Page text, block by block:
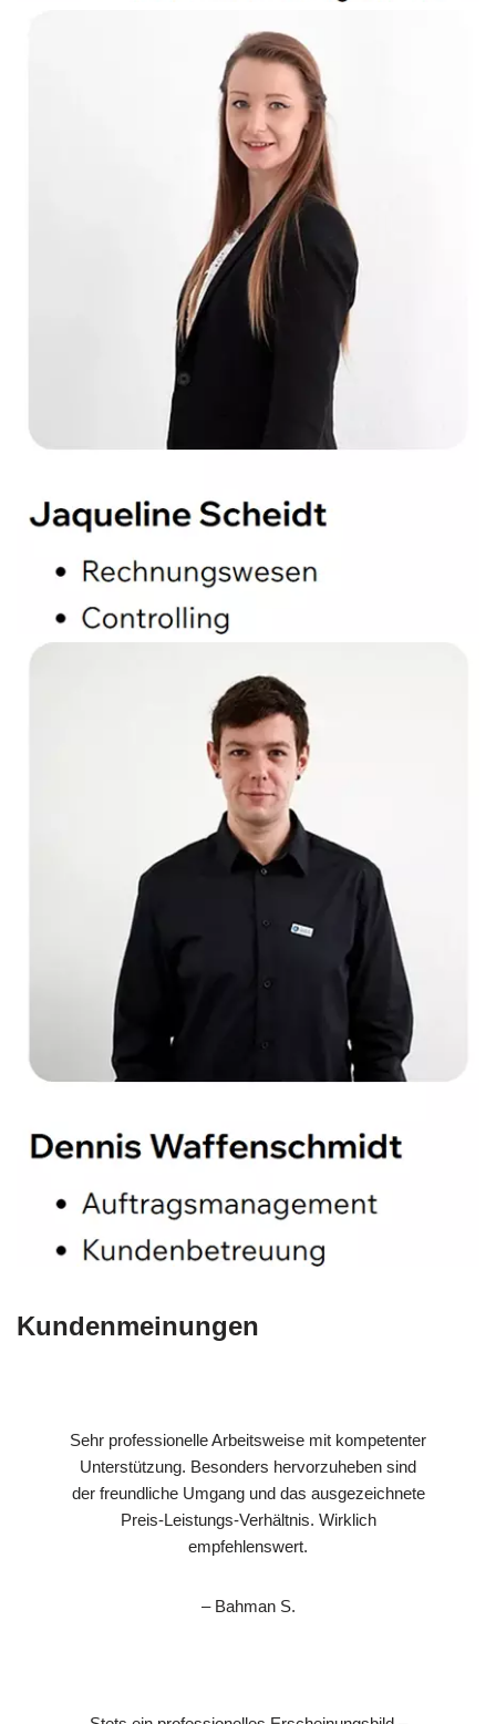
Kundenmeinungen
Sehr professionelle Arbeitsweise mit kompetenter
Unterstützung. Besonders hervorzuheben sind
der freundliche Umgang und das ausgezeichnete
Preis-Leistungs-Verhältnis. Wirklich
empfehlenswert.
– Bahman S.